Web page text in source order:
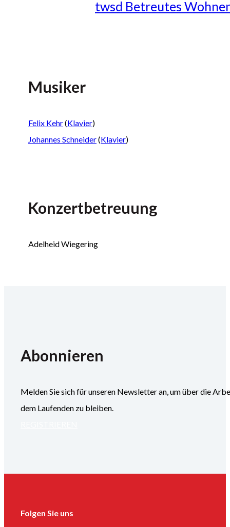
twsd Betreutes
Musiker
Felix Kehr(Klavier)
Johannes Schneider(Klavier)
Konzertbetreuung
Adelheid Wiegering
Abonnieren
Melden Sie sich für unseren Newsletter an, um über die
dem Laufenden zu bleiben.
Folgen Sie uns